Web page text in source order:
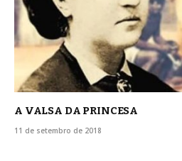
A VALSA DA PRINCESA
11 de setembro de 2018